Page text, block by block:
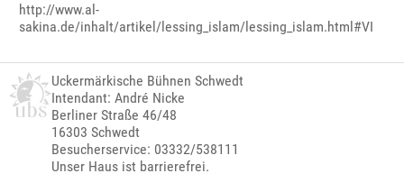
http://www.al-
sakina.de/inhalt/artikel/lessing_islam/lessing_islam.html#VI
Uckermärkische Bühnen Schwedt
Intendant: André Nicke
Berliner Straße 46/48
16303 Schwedt
Besucherservice: 03332/538111
Unser Haus ist barrierefrei.